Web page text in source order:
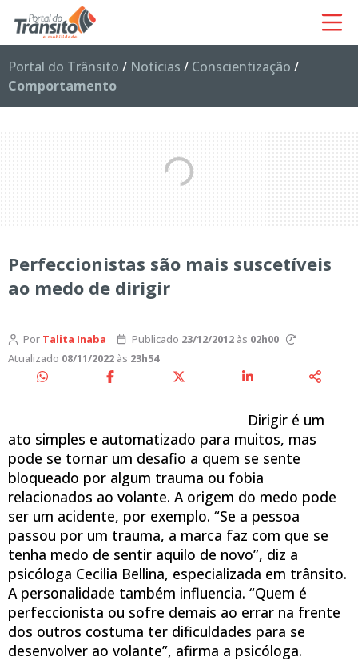
Portal do Trânsito / Notícias / Conscientização /
Comportamento
Perfeccionistas são mais suscetíveis
ao medo de dirigir
Por Talita Inaba Publicado 23/12/2012às 02h00
Atualizado 08/11/2022 às 23h54
Dirigir é um
ato simples e automatizado para muitos, mas
pode se tornar um desafio a quem se sente
bloqueado por algum trauma ou fobia
relacionados ao volante. A origem do medo pode
ser um acidente, por exemplo. “Se a pessoa
passou por um trauma, a marca faz com que se
tenha medo de sentir aquilo de novo”, diz a
psicóloga Cecilia Bellina, especializada em trânsito.
A personalidade também influencia. “Quem é
perfeccionista ou sofre demais ao errar na frente
dos outros costuma ter dificuldades para se
desenvolver ao volante”, afirma a psicóloga.